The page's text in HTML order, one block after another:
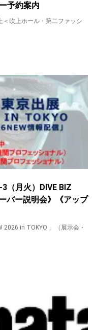
予約案内
吹上ホール・第二ファッシ
（月火）DIVE BIZ
バー説明会》《アップ
2026 in TOKYO 」（展示会・